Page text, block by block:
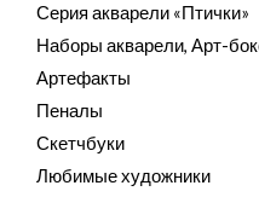
Серия акварели «Птички»
Наборы акварели, Арт-
Артефакты
Пеналы
Скетчбуки
Любимые художники